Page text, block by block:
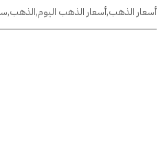
أسعار الذهب,أسعار الذهب اليوم,الذهب,